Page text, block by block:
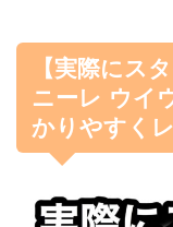
【実際にス
ニーレ ウイ
かりやすく